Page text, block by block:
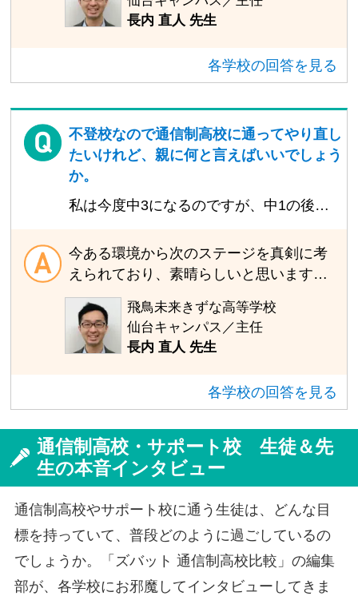
行きたいから頑張りたいけど、まずは基
礎学力を固めて、毎日通えるようになる
の苦手な分野の克服や目標に近づくため
の学習サポートも行っています。最初は
ら、自身の求めるレベルに合わせた発展
す。大学進学や自身の目標に向けてがん
ばる生徒も多く、質問者さんのような通
い方をしている先輩たちもたくさんいま
すよ。
長内 直人 先生
各学校の回答を見る
不登校なので通信制高校に通ってやり直し
たいけれど、親に何と言えばいいでしょう
か。
私は今度中3になるのですが、中1の後半
それで、通信制高校に通いたいなと思っ
てるのですが、親にまだ言えてません。
のかが怖いです。どうやって切り出した
らいいでしょうか。
今ある環境から次のステージを真剣に考
えられており、素晴らしいと思います。
通信制高校への進学者は年々増えてきて
おり、選択肢のひとつとして考えている
人も増えてきています。 また、きっと質
問者さんだけでなく、保護者の方も高校
えているのではないかと思います。進路
ても勇気がいることかもしれませんが、
もしかしたら保護者の方も質問者さんに
余計なプレッシャーを与えないようにタ
イミングを見計らってくれているのかも
しれません。「進路について相談がある
んだけど」と保護者の方にお時間を取っ
てもらうようにしてはいかがでしょう
か。
飛鳥未来きずな高等学校
仙台キャンパス／主任
長内 直人 先生
各学校の回答を見る
通信制高校・サポート校 生徒＆先
生の本音インタビュー
通信制高校やサポート校に通う生徒は、どんな目
標を持っていて、普段どのように過ごしているの
でしょうか。「ズバット 通信制高校比較」の編集
部が、各学校にお邪魔してインタビューしてきま